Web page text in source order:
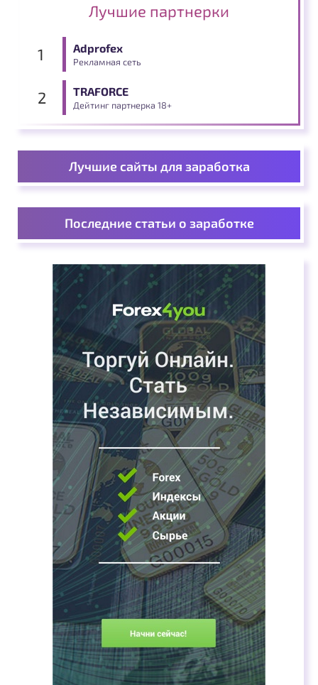
Лучшие партнерки
Adprofex
Рекламная сеть
TRAFORCE
Дейтинг партнерка 18+
Лучшие сайты для заработка
Последние статьи о заработке